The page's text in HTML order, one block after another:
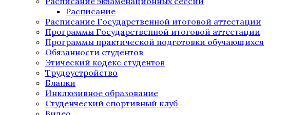
Расписание
Расписание Государственной итоговой аттестации
Программы Государственной итоговой аттестации
Программы практической подготовки обучающихся
Обязанности студентов
Этический кодекс студентов
Трудоустройство
Бланки
Инклюзивное образование
Студенческий спортивный клуб